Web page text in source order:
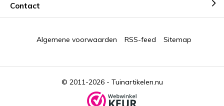
Contact
© 2011-2026 - Tuinartikelen.nu
Algemene voorwaarden RSS-feed Sitemap